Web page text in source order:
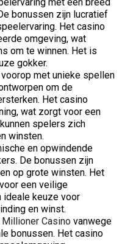
bonussen zijn lucratief
Het casino
omgeving, wat
om te winnen. Het is
gokker.
met unieke spellen
om de
Het casino
wat zorgt voor een
spelers zich
winsten.
en opwindende
De bonussen zijn
op grote winsten. Het
een veilige
ideale keuze voor
en winst.
Millioner Casino vanwege
bonussen. Het casino